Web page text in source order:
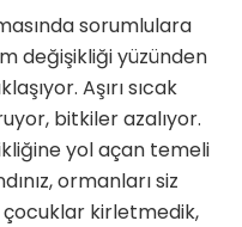
sorumlulara
değişikliği yüzünden
Aşırı sıcak
bitkiler azalıyor.
yol açan temeli
ormanları siz
çocuklar kirletmedik,